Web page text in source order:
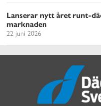
Lanserar nytt året runt-
marknaden
22 juni 2026